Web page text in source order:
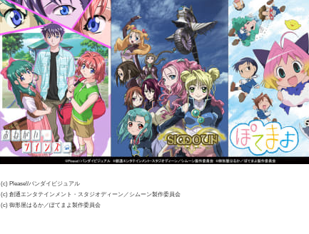
(c) Please!/バンダイビジュアル
(c) 創通エンタテインメント・スタジオディーン／シムーン製作委員会
(c) 御形屋はるか／ぽてまよ製作委員会